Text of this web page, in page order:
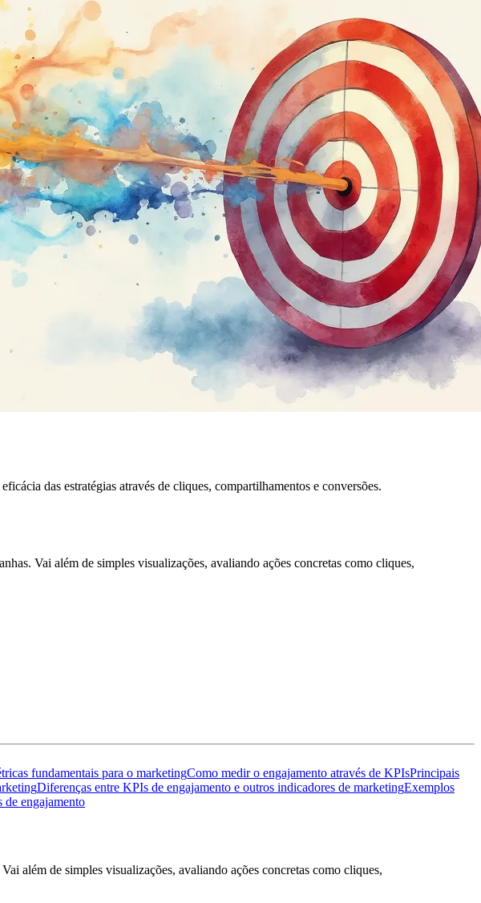
das estratégias através de cliques, compartilhamentos e conversões.
Vai além de simples visualizações, avaliando ações concretas como cliques,
fundamentais para o marketingComo medir o engajamento através de KPIsPrincipais
Diferenças entre KPIs de engajamento e outros indicadores de marketingExemplos
engajamento
além de simples visualizações, avaliando ações concretas como cliques,